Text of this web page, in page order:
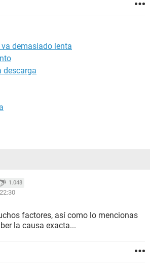
demasiado lenta
descarga
1.048
factores, así como lo mencionas
la causa exacta...